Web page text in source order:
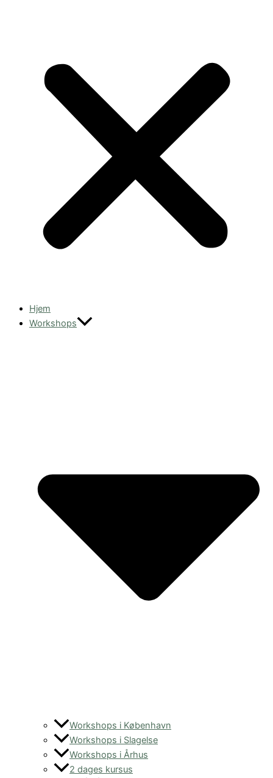
Hjem
Workshops
Workshops i København
Workshops i Slagelse
Workshops i Århus
2 dages kursus